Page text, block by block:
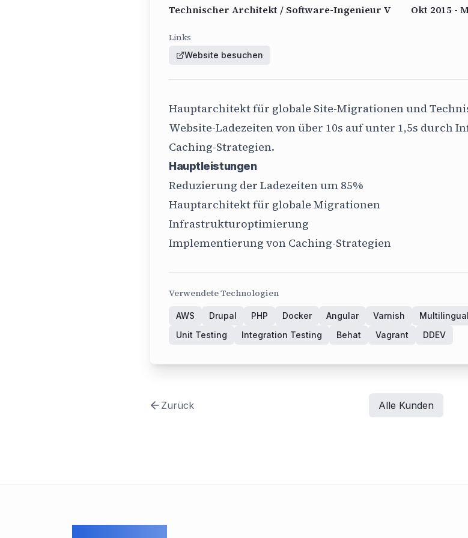
Technischer Architekt / Software-Ingenieur V Okt 2015 -
Links
Website besuchen
Hauptarchitekt für globale Site-Migrationen und
Website-Ladezeiten von über 10s auf unter 1,5s
Caching-Strategien.
Hauptleistungen
Reduzierung der Ladezeiten um 85%
Hauptarchitekt für globale Migrationen
Infrastrukturoptimierung
Implementierung von Caching-Strategien
Verwendete Technologien
AWS Drupal PHP Docker Angular Varnish Multilingual
Unit Testing
Integration Testing Behat Vagrant DDEV
Zurück Alle Kunden